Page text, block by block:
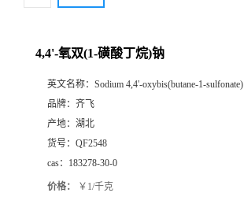
联
4,4'-氧双(1-磺酸丁烷)钠
英文名称： Sodium 4,4'-oxybis(butane-1-sulfonate)
品牌： 齐飞
产地： 湖北
货号： QF2548
cas： 183278-30-0
价格： ￥1/千克